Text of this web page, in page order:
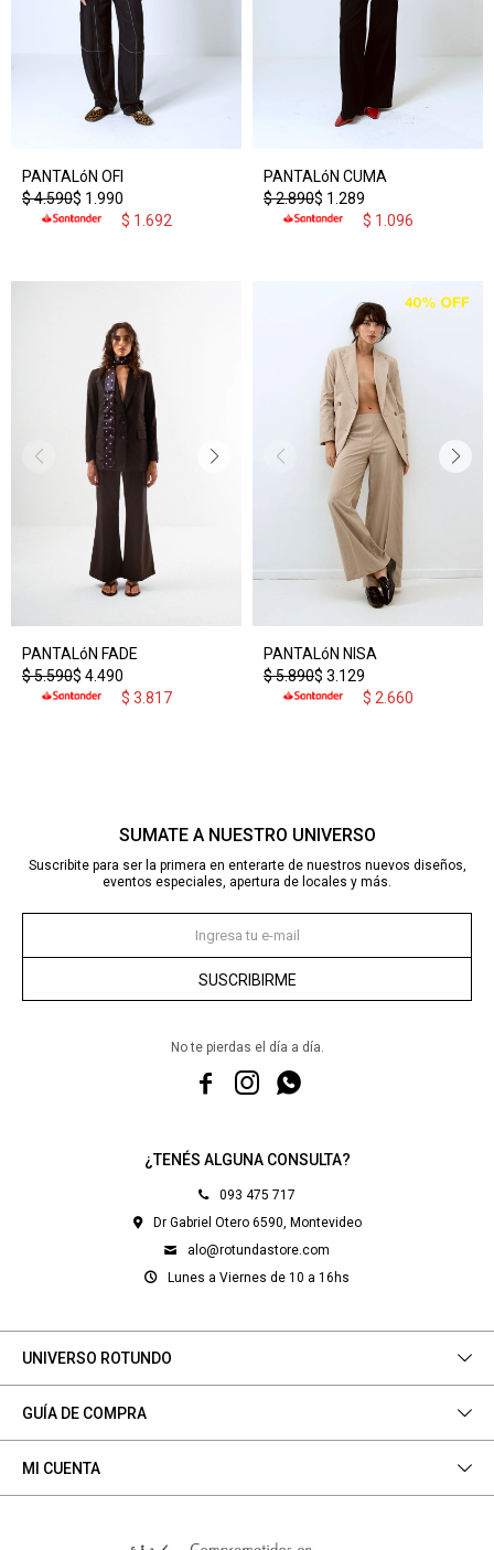
PANTALóN OFI
$ 1.990
$4.590
$ 1.692
PANTALóN CUMA
$ 1.289
$2.890
$ 1.096
PANTALóN FADE
$ 4.490
$5.590
$ 3.817
PANTALóN NISA
$ 3.129
$5.890
$ 2.660
¿TENÉS ALGUNA CONSULTA?
093 475 717
Dr Gabriel Otero 6590, Montevideo
alo@rotundastore.com
Lunes a Viernes de 10 a 16hs
UNIVERSO ROTUNDO
GUÍA DE COMPRA
MI CUENTA
SUMATE A NUESTRO UNIVERSO
Suscribite para ser la primera en enterarte de nuestros nuevos diseños,
eventos especiales, apertura de locales y más.
SUSCRIBIRME
No te pierdas el día a día.
  